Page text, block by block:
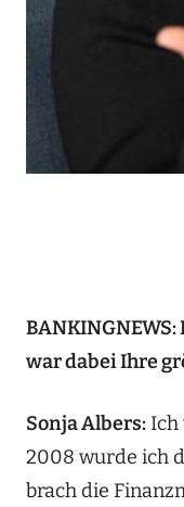
war dabei Ihre
Sonja Albers: Ich
2008 wurde ich
brach die